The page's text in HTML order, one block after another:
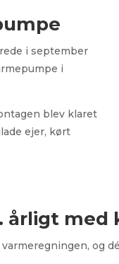
i september
i
blev klaret
ejer, kørt
årligt